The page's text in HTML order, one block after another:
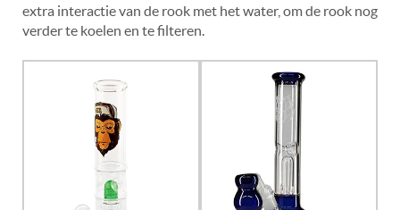
extra interactie van de rook met het water, om de rook nog
verder te koelen en te filteren.